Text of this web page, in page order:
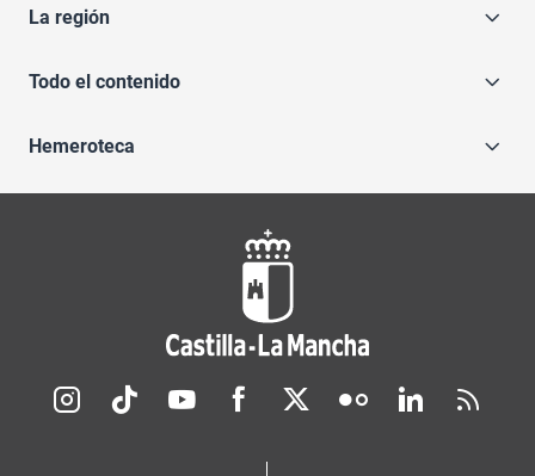
La región
Todo el contenido
Hemeroteca
Redes sociales JCCM